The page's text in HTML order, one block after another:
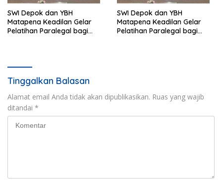
SWI Depok dan YBH
Matapena Keadilan Gelar
Pelatihan Paralegal bagi
SWI Depok dan YBH
Matapena Keadilan Gelar
Pelatihan Paralegal bagi
Tinggalkan Balasan
Alamat email Anda tidak akan dipublikasikan. Ruas yang wajib
ditandai *